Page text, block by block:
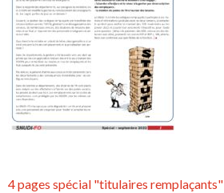
4 pages spécial "titulaires remplaçants"